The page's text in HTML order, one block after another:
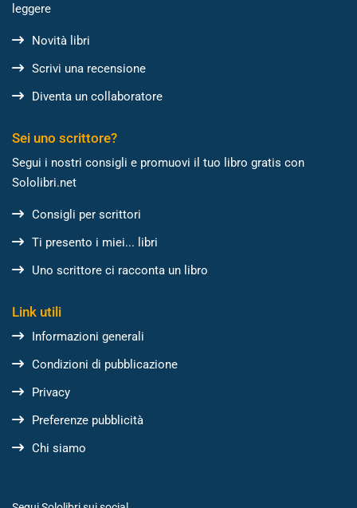
leggere
Novità libri
Scrivi una recensione
Diventa un collaboratore
Sei uno scrittore?
Segui i nostri consigli e promuovi il tuo libro gratis con
Sololibri.net
Consigli per scrittori
Ti presento i miei... libri
Uno scrittore ci racconta un libro
Link utili
Informazioni generali
Condizioni di pubblicazione
Privacy
Preferenze pubblicità
Chi siamo